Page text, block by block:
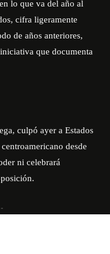
lo que va del año al
cifra ligeramente
de años anteriores,
que documenta
culpó ayer a Estados
desde
ni celebrará